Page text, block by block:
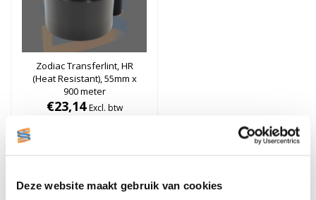
Deze website maakt gebruik van cookies
Zodiac Transferlint, HR
(Heat Resistant), 55mm x
900 meter
€23,14 Excl. btw